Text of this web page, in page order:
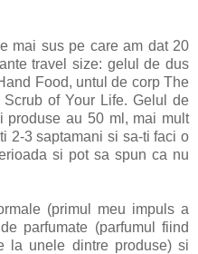
mai sus pe care am dat 20
travel size: gelul de dus
Food, untul de corp The
of Your Life. Gelul de
produse au 50 ml, mai mult
2-3 saptamani si sa-ti faci o
si pot sa spun ca nu
(primul meu impuls a
parfumate (parfumul fiind
la unele dintre produse) si